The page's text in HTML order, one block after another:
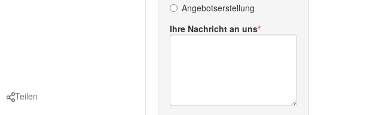
Teilen
Angebotserstellung
Ihre Nachricht an uns